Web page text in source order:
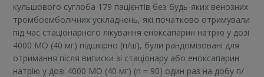
кульшового суглоба 179 пацієнтів без будь-яких венозних
тромбоемболічних ускладнень, які початково отримували
під час стаціонарного лікування еноксапарин натрію у дозі
4000 МО (40 мг) підшкірно (п/ш), були рандомізовані для
отримання після виписки зі стаціонару або еноксапарин
натрію у дозі 4000 МО (40 мг) (n = 90) один раз на добу п/